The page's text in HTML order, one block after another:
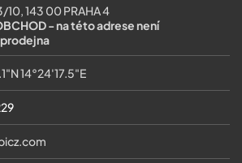
143 00 PRAHA 4
- na této adrese není
14°24'17.5"E